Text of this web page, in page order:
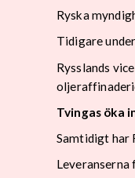
Ryska
Tidigare
Rysslands
Tvingas öka
Samtidigt har
Leveranserna